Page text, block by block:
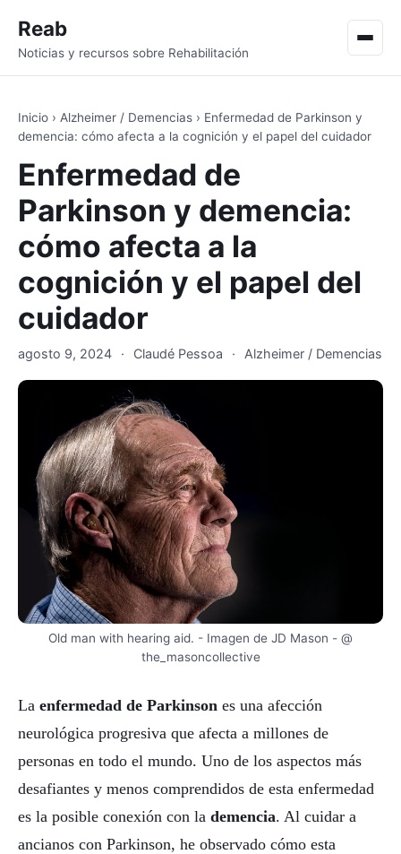
Reab
Noticias y recursos sobre Rehabilitación
Inicio › Alzheimer / Demencias › Enfermedad de Parkinson y
demencia: cómo afecta a la cognición y el papel del cuidador
Enfermedad de
Parkinson y demencia:
cómo afecta a la
cognición y el papel del
cuidador
agosto 9, 2024 · Claudé Pessoa · Alzheimer / Demencias
Old man with hearing aid. - Imagen de JD Mason - @
the_masoncollective
La enfermedad de Parkinson es una afección
neurológica progresiva que afecta a millones de
personas en todo el mundo. Uno de los aspectos más
desafiantes y menos comprendidos de esta enfermedad
es la posible conexión con la demencia. Al cuidar a
ancianos con Parkinson, he observado cómo esta